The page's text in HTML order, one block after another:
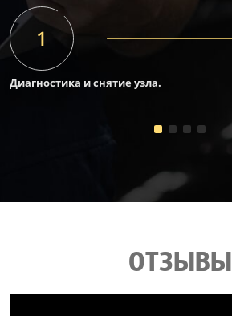
Диагностика и снятие узла.
ОТЗЫВЫ